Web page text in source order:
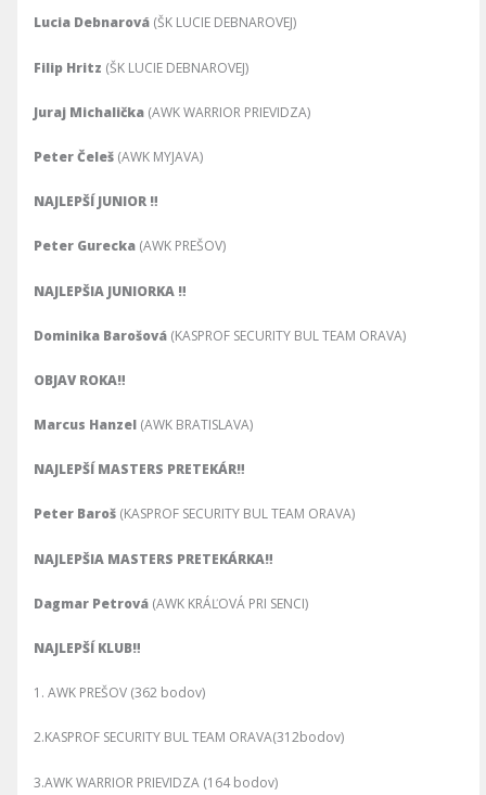
Lucia Debnarová (ŠK LUCIE DEBNAROVEJ)
Filip Hritz (ŠK LUCIE DEBNAROVEJ)
Juraj Michalička (AWK WARRIOR PRIEVIDZA)
Peter Čeleš (AWK MYJAVA)
NAJLEPŠÍ JUNIOR ‼️
Peter Gurecka (AWK PREŠOV)
NAJLEPŠIA JUNIORKA ‼️
Dominika Barošová (KASPROF SECURITY BUL TEAM ORAVA)
OBJAV ROKA‼️
Marcus Hanzel (AWK BRATISLAVA)
NAJLEPŠÍ MASTERS PRETEKÁR‼️
Peter Baroš (KASPROF SECURITY BUL TEAM ORAVA)
NAJLEPŠIA MASTERS PRETEKÁRKA‼️
Dagmar Petrová (AWK KRÁĽOVÁ PRI SENCI)
NAJLEPŠÍ KLUB‼️
1. AWK PREŠOV (362 bodov)
2.KASPROF SECURITY BUL TEAM ORAVA(312bodov)
3.AWK WARRIOR PRIEVIDZA (164 bodov)